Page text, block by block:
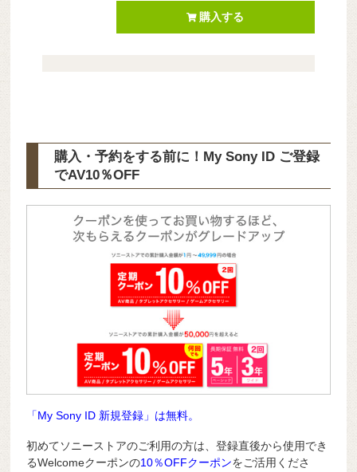
購入する
購入・予約をする前に！My Sony ID ご登録
でAV10％OFF
「My Sony ID 新規登録」は無料。
初めてソニーストアのご利用の方は、登録直後から使用でき
るWelcomeクーポンの10％OFFクーポンをご活用くださ